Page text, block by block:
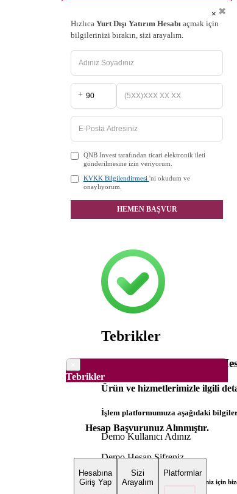
✖
Hızlıca Yurt Dışı Yatırım Hesabı açmak için
bilgilerinizi bırakın, sizi arayalım.
+
QNB Invest tarafından ticari elektronik ileti
gönderilmesine izin veriyorum.
KVKK Bilgilendirmesi 'ni okudum ve
onaylıyorum.
HEMEN BAŞVUR
Tebrikler
Hesap Başvurunuz Alınmıştır.
Hesabına
Giriş Yap
Sizi
Arayalım
Platformlar
×
Tebrikler
Dünya Borsaları Demo
Ürün ve hizmetlerimizle ilgili
İşlem platformumuza aşağıdaki
Demo Kullanıcı Adınız
Demo Hesap Şifreniz
Bilgi ve gerçek hesap açılış talepleriniz için